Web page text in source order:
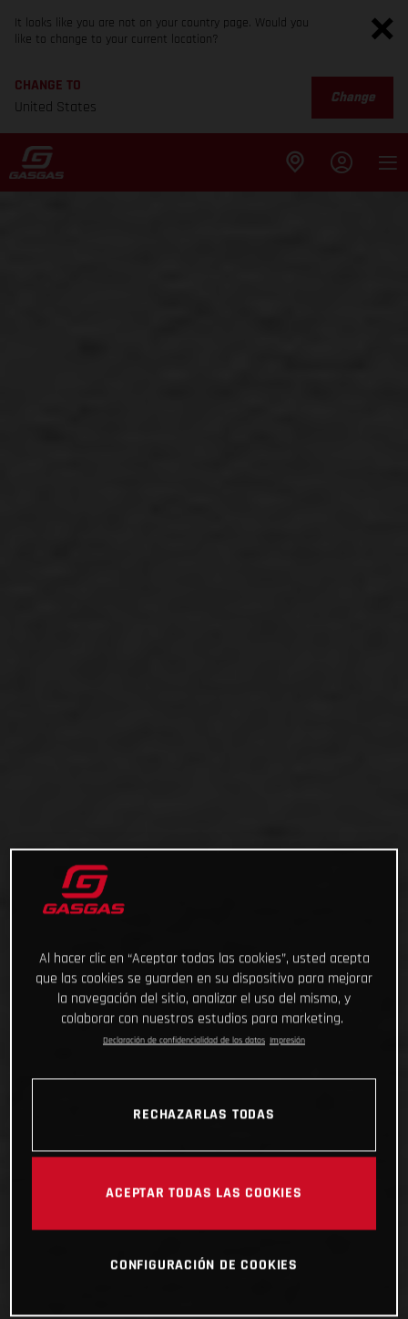
It looks like you are not on your country page. Would you
like to change to your current location?
CHANGE TO
United States
Change
Al hacer clic en “Aceptar todas las cookies”, usted acepta
que las cookies se guarden en su dispositivo para mejorar
la navegación del sitio, analizar el uso del mismo, y
colaborar con nuestros estudios para marketing.
Declaración de confidencialidad de los datos Impresión
RECHAZARLAS TODAS
ACEPTAR TODAS LAS COOKIES
CONFIGURACIÓN DE COOKIES